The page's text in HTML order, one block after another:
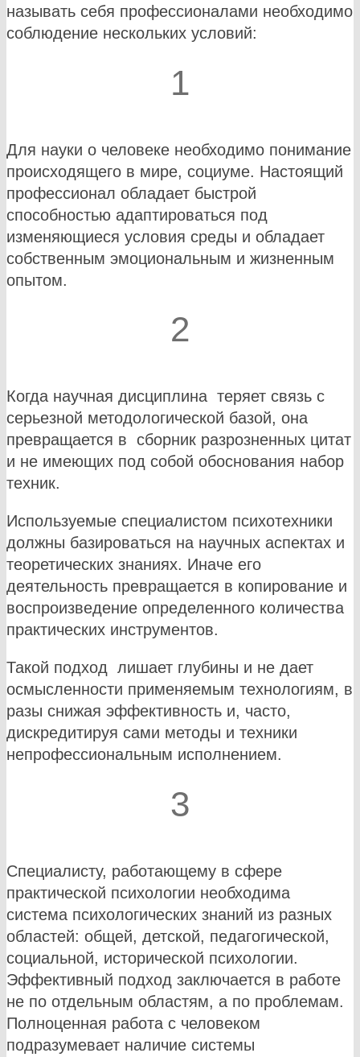
называть себя профессионалами необходимо
соблюдение нескольких условий:
1
Для науки о человеке необходимо понимание
происходящего в мире, социуме. Настоящий
профессионал обладает быстрой
способностью адаптироваться под
изменяющиеся условия среды и обладает
собственным эмоциональным и жизненным
опытом.
2
Когда научная дисциплина теряет связь с
серьезной методологической базой, она
превращается в сборник разрозненных цитат
и не имеющих под собой обоснования набор
техник.
Используемые специалистом психотехники
должны базироваться на научных аспектах и
теоретических знаниях. Иначе его
деятельность превращается в копирование и
воспроизведение определенного количества
практических инструментов.
Такой подход лишает глубины и не дает
осмысленности применяемым технологиям, в
разы снижая эффективность и, часто,
дискредитируя сами методы и техники
непрофессиональным исполнением.
3
Специалисту, работающему в сфере
практической психологии необходима
система психологических знаний из разных
областей: общей, детской, педагогической,
социальной, исторической психологии.
Эффективный подход заключается в работе
не по отдельным областям, а по проблемам.
Полноценная работа с человеком
подразумевает наличие системы